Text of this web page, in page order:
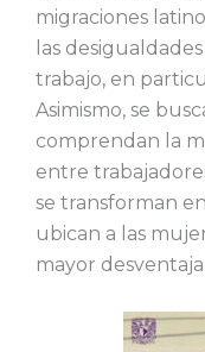
migraciones
las
trabajo, en
Asimismo, se
comprendan la
entre
se transforman
ubican a las
mayor